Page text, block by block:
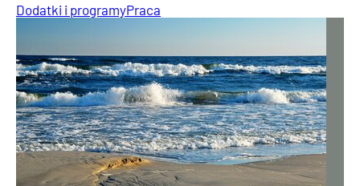
Dodatki i programyPraca